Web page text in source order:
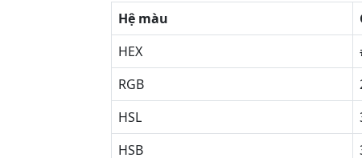
Hệ màu
HEX
RGB
HSL
HSB